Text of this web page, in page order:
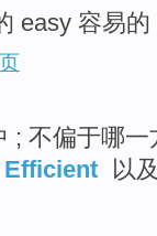
easy 容易的
; 不偏于哪一
Efficient
以